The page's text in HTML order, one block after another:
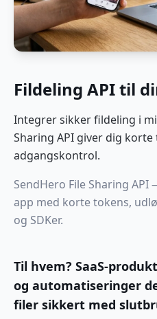
Fildeling API til
Integrer sikker fildeling i
Sharing API giver dig
adgangskontrol.
SendHero File Sharing
app med korte tokens,
og SDKer.
Til hvem? SaaS-
og automatiseringer
filer sikkert med